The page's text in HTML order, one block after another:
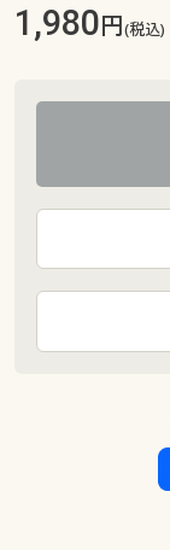
1,980円(税込)